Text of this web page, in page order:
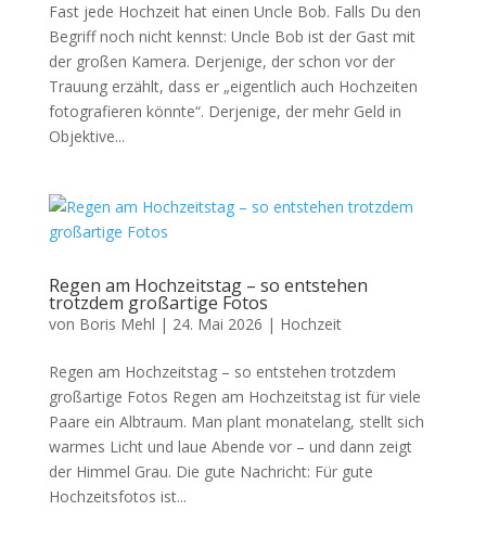
Fast jede Hochzeit hat einen Uncle Bob. Falls Du den
Begriff noch nicht kennst: Uncle Bob ist der Gast mit
der großen Kamera. Derjenige, der schon vor der
Trauung erzählt, dass er „eigentlich auch Hochzeiten
fotografieren könnte“. Derjenige, der mehr Geld in
Objektive...
Regen am Hochzeitstag – so entstehen
trotzdem großartige Fotos
von Boris Mehl | 24. Mai 2026 | Hochzeit
Regen am Hochzeitstag – so entstehen trotzdem
großartige Fotos Regen am Hochzeitstag ist für viele
Paare ein Albtraum. Man plant monatelang, stellt sich
warmes Licht und laue Abende vor – und dann zeigt
der Himmel Grau. Die gute Nachricht: Für gute
Hochzeitsfotos ist...